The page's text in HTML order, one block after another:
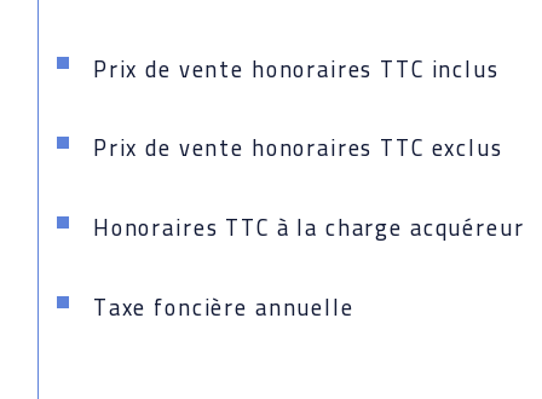
Prix de vente honoraires TTC inclus
Prix de vente honoraires TTC exclus
Honoraires TTC à la charge acquéreur
Taxe foncière annuelle